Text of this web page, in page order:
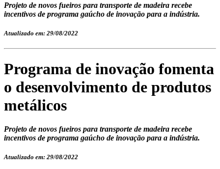
Projeto de novos fueiros para transporte de madeira recebe
incentivos de programa gaúcho de inovação para a indústria.
Atualizado em: 29/08/2022
Programa de inovação fomenta
o desenvolvimento de produtos
metálicos
Projeto de novos fueiros para transporte de madeira recebe
incentivos de programa gaúcho de inovação para a indústria.
Atualizado em: 29/08/2022